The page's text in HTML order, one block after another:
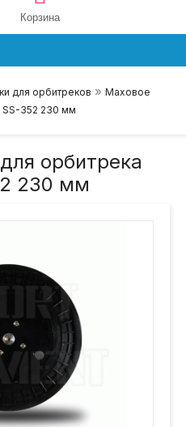
Корзина
для орбитреков » Маховое
SS-352 230 мм
орбитрека
230 мм